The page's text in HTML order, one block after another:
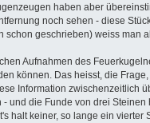
haben aber
noch sehen - diese
geschrieben) weiss man
Aufnahmen des
können. Das heisst, die
Information zwischenzeitlich
die Funde von drei
halt keiner, so lange ein vierter